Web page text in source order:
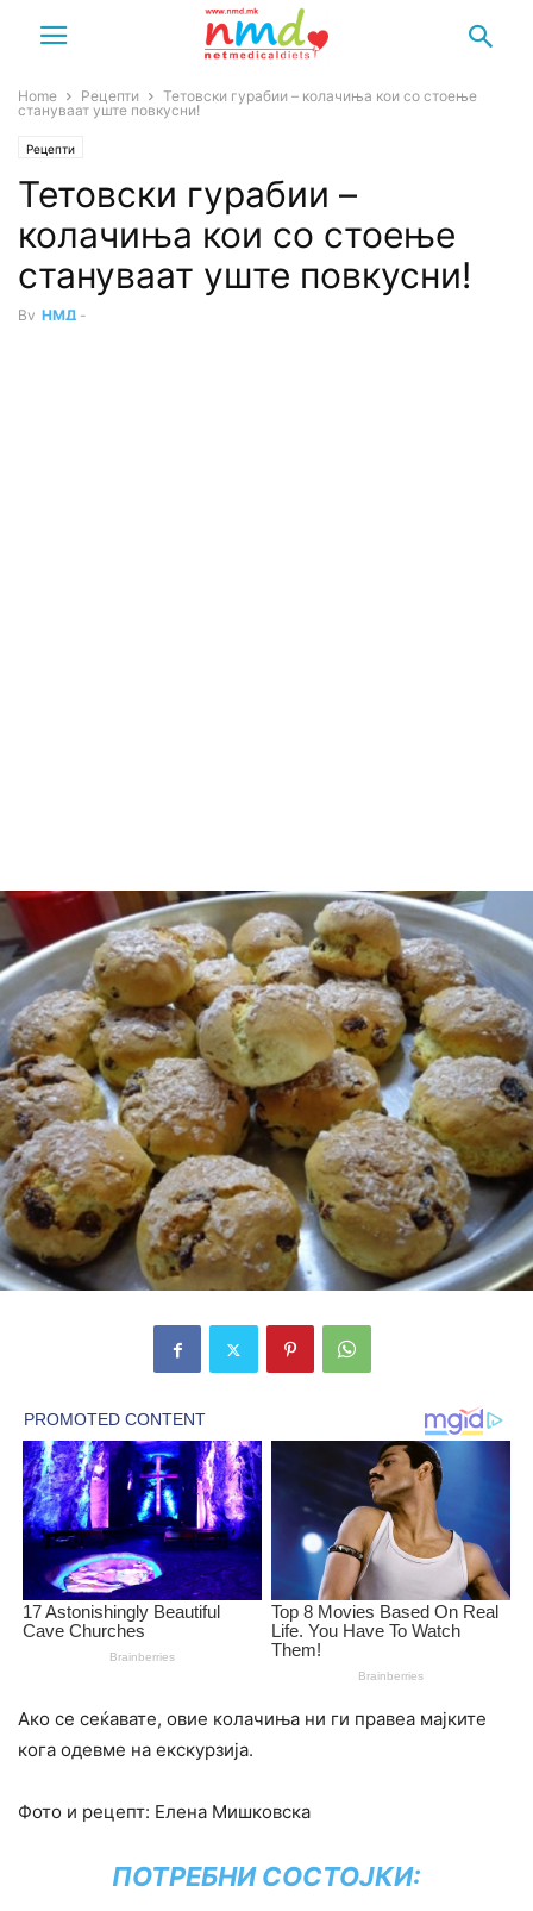
Home Рецепти
Тетовски гурабии – колачиња кои со стоење
стануваат уште повкусни!
Рецепти
Тетовски гурабии –
колачиња кои со стоење
стануваат уште повкусни!
By НМД -
Ако се сеќавате, овие колачиња ни ги правеа мајките
кога одевме на екскурзија.
Фото и рецепт: Елена Мишковска
ПОТРЕБНИ СОСТОЈКИ: